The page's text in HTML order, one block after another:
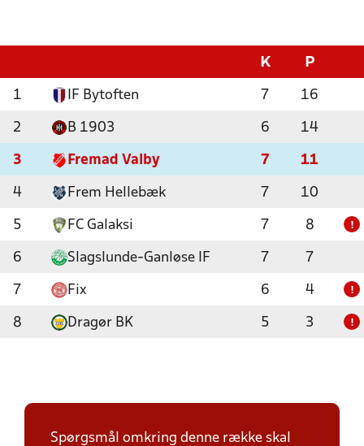
K P
1 IF Bytoften 7 16
2 B 1903 6 14
3 Fremad Valby 7 11
4 Frem Hellebæk 7 10
5 FC Galaksi 7 8 !
6 Slagslunde-Ganløse IF 7 7
7 Fix 6 4 !
8 Dragør BK 5 3 !
Spørgsmål omkring denne række skal